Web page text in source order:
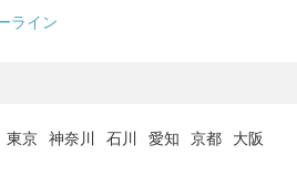
ライン
東京 神奈川 石川 愛知 京都
大阪